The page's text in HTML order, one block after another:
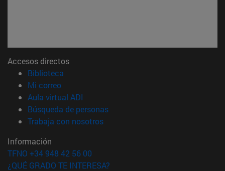
Accesos directos
Biblioteca
Mi correo(abre en nueva ventana)
Aula virtual ADI
Búsqueda de personas(abre en nueva ventana)
Trabaja con nosotros(abre en nueva ventana)
Información
TFNO +34 948 42 56 00
¿QUÉ GRADO TE INTERESA?